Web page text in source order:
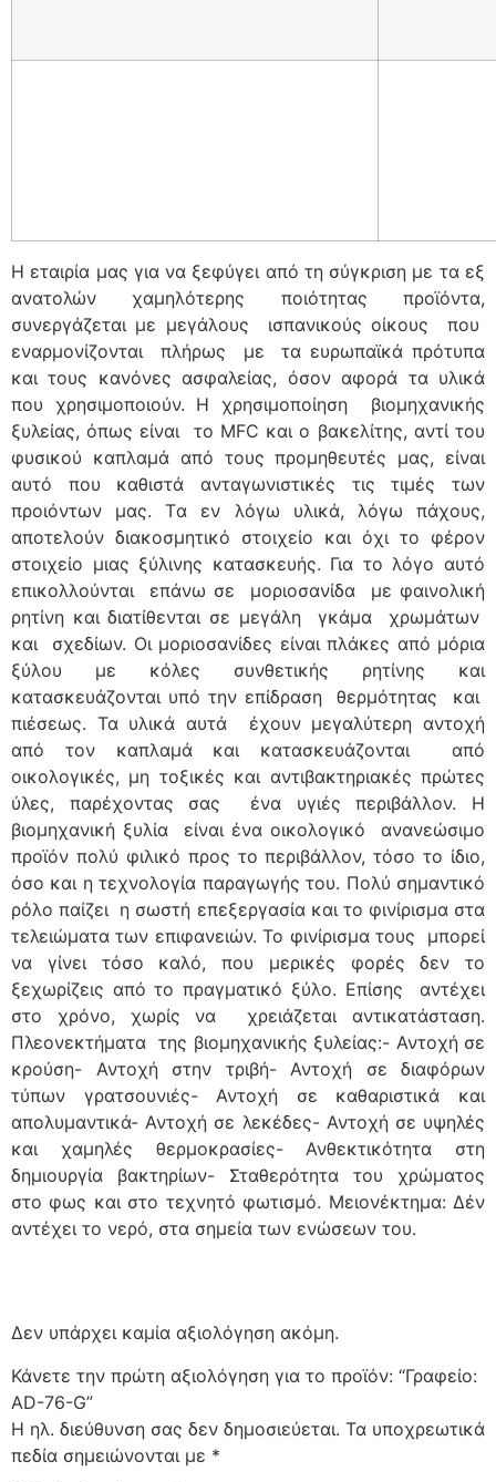
Η εταιρία μας για να ξεφύγει από τη σύγκριση με τα εξ
ανατολών χαμηλότερης ποιότητας προϊόντα,
συνεργάζεται με μεγάλους ισπανικούς οίκους που
εναρμονίζονται πλήρως με τα ευρωπαϊκά πρότυπα
και τους κανόνες ασφαλείας, όσον αφορά τα υλικά
που χρησιμοποιούν. Η χρησιμοποίηση βιομηχανικής
ξυλείας, όπως είναι το MFC και ο βακελίτης, αντί του
φυσικού καπλαμά από τους προμηθευτές μας, είναι
αυτό που καθιστά ανταγωνιστικές τις τιμές των
προιόντων μας. Tα εν λόγω υλικά, λόγω πάχους,
αποτελούν διακοσμητικό στοιχείο και όχι το φέρον
στοιχείο μιας ξύλινης κατασκευής. Για το λόγο αυτό
επικολλούνται επάνω σε μοριοσανίδα με φαινολική
ρητίνη και διατίθενται σε μεγάλη γκάμα χρωμάτων
και σχεδίων. Οι μοριοσανίδες είναι πλάκες από μόρια
ξύλου με κόλες συνθετικής ρητίνης και
κατασκευάζονται υπό την επίδραση θερμότητας και
πιέσεως. Τα υλικά αυτά έχουν μεγαλύτερη αντοχή
από τον καπλαμά και κατασκευάζονται από
οικολογικές, μη τοξικές και αντιβακτηριακές πρώτες
ύλες, παρέχοντας σας ένα υγιές περιβάλλον. Η
βιομηχανική ξυλία είναι ένα οικολογικό ανανεώσιμο
προϊόν πολύ φιλικό προς το περιβάλλον, τόσο το ίδιο,
όσο και η τεχνολογία παραγωγής του. Πολύ σημαντικό
ρόλο παίζει η σωστή επεξεργασία και το φινίρισμα στα
τελειώματα των επιφανειών. Το φινίρισμα τους μπορεί
να γίνει τόσο καλό, που μερικές φορές δεν το
ξεχωρίζεις από το πραγματικό ξύλο. Επίσης αντέχει
στο χρόνο, χωρίς να χρειάζεται αντικατάσταση.
Πλεονεκτήματα της βιομηχανικής ξυλείας:- Αντοχή σε
κρούση- Αντοχή στην τριβή- Αντοχή σε διαφόρων
τύπων γρατσουνιές- Αντοχή σε καθαριστικά και
απολυμαντικά- Αντοχή σε λεκέδες- Αντοχή σε υψηλές
και χαμηλές θερμοκρασίες- Ανθεκτικότητα στη
δημιουργία βακτηρίων- Σταθερότητα του χρώματος
στο φως και στο τεχνητό φωτισμό. Μειονέκτημα: Δέν
αντέχει το νερό, στα σημεία των ενώσεων του.
Δεν υπάρχει καμία αξιολόγηση ακόμη.
Κάνετε την πρώτη αξιολόγηση για το προϊόν: “Γραφείο:
AD-76-G”
Η ηλ. διεύθυνση σας δεν δημοσιεύεται. Τα υποχρεωτικά
πεδία σημειώνονται με *